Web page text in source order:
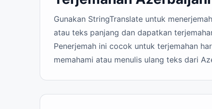
Gunakan StringTranslate untuk
atau teks panjang dan dapatkan
Penerjemah ini cocok untuk terjemahan
memahami atau menulis ulang teks dari